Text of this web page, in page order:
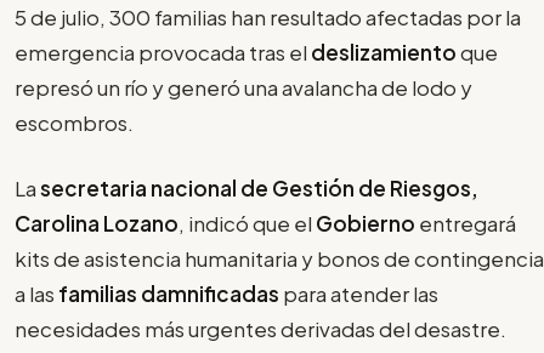
5 de julio, 300 familias han resultado afectadas por la
emergencia provocada tras el deslizamientoque
represó un río y generó una avalancha de lodo y
escombros.
Lasecretaria nacional de Gestión de Riesgos,
Carolina Lozano, indicó que el Gobierno entregará
kits de asistencia humanitaria y bonos de contingencia
a las familias damnificadas para atender las
necesidades más urgentes derivadas del desastre.